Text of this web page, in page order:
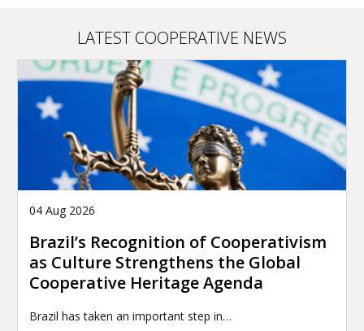
LATEST COOPERATIVE NEWS
04 Aug 2026
Brazil’s Recognition of Cooperativism
as Culture Strengthens the Global
Cooperative Heritage Agenda
Brazil has taken an important step in…